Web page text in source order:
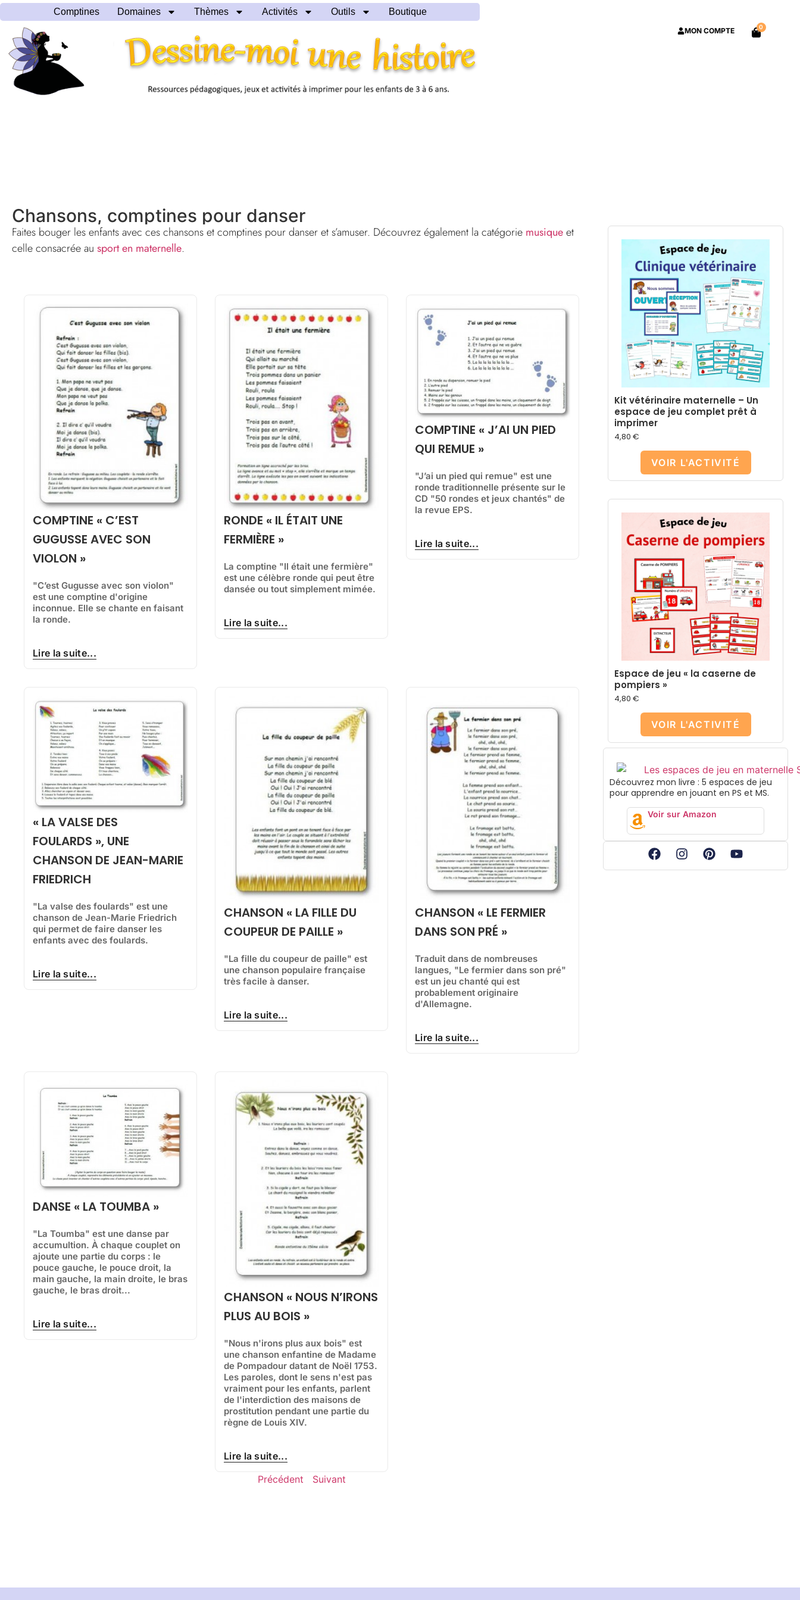
MON COMPTE 0
Comptines Domaines Thèmes Activités Outils Boutique
Chansons, comptines pour danser
Faites bouger les enfants avec ces chansons et comptines pour danser et s’amuser. Découvrez également la catégorie musiqueet
celle consacrée au sport en maternelle.
COMPTINE « C’EST
GUGUSSE AVEC SON
VIOLON »
"C’est Gugusse avec son violon"
est une comptine d'origine
inconnue. Elle se chante en faisant
la ronde.
Lire la suite...
RONDE « IL ÉTAIT UNE
FERMIÈRE »
La comptine "Il était une fermière"
est une célèbre ronde qui peut être
dansée ou tout simplement mimée.
Lire la suite...
COMPTINE « J’AI UN PIED
QUI REMUE »
"J’ai un pied qui remue" est une
ronde traditionnelle présente sur le
CD "50 rondes et jeux chantés" de
la revue EPS.
Lire la suite...
« LA VALSE DES
FOULARDS », UNE
CHANSON DE JEAN-MARIE
FRIEDRICH
"La valse des foulards" est une
chanson de Jean-Marie Friedrich
qui permet de faire danser les
enfants avec des foulards.
Lire la suite...
CHANSON « LA FILLE DU
COUPEUR DE PAILLE »
"La fille du coupeur de paille" est
une chanson populaire française
très facile à danser.
Lire la suite...
CHANSON « LE FERMIER
DANS SON PRÉ »
Traduit dans de nombreuses
langues, "Le fermier dans son pré"
est un jeu chanté qui est
probablement originaire
d'Allemagne.
Lire la suite...
DANSE « LA TOUMBA »
"La Toumba" est une danse par
accumultion. À chaque couplet on
ajoute une partie du corps : le
pouce gauche, le pouce droit, la
main gauche, la main droite, le bras
gauche, le bras droit...
Lire la suite...
CHANSON « NOUS N’IRONS
PLUS AU BOIS »
"Nous n'irons plus aux bois" est
une chanson enfantine de Madame
de Pompadour datant de Noël 1753.
Les paroles, dont le sens n'est pas
vraiment pour les enfants, parlent
de l'interdiction des maisons de
prostitution pendant une partie du
règne de Louis XIV.
Lire la suite...
Précédent
Suivant
Kit vétérinaire maternelle – Un
espace de jeu complet prêt à
imprimer
4,80 €
VOIR L'ACTIVITÉ
Espace de jeu « la caserne de
pompiers »
4,80 €
VOIR L'ACTIVITÉ
Découvrez mon livre : 5 espaces de jeu
pour apprendre en jouant en PS et MS.
Voir sur Amazon